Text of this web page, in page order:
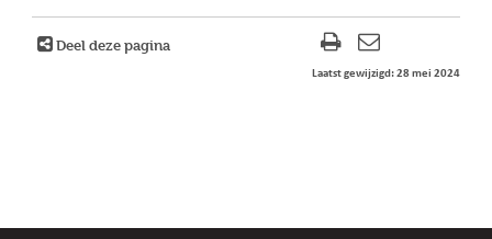
Deel deze pagina
Laatst gewijzigd: 28 mei 2024